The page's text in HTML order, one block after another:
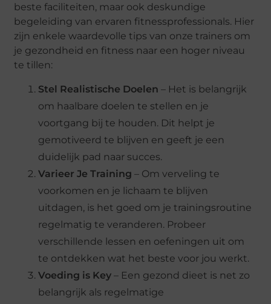
beste faciliteiten, maar ook deskundige
begeleiding van ervaren fitnessprofessionals. Hier
zijn enkele waardevolle tips van onze trainers om
je gezondheid en fitness naar een hoger niveau
te tillen:
Stel Realistische Doelen – Het is belangrijk
om haalbare doelen te stellen en je
voortgang bij te houden. Dit helpt je
gemotiveerd te blijven en geeft je een
duidelijk pad naar succes.
Varieer Je Training – Om verveling te
voorkomen en je lichaam te blijven
uitdagen, is het goed om je trainingsroutine
regelmatig te veranderen. Probeer
verschillende lessen en oefeningen uit om
te ontdekken wat het beste voor jou werkt.
Voeding is Key – Een gezond dieet is net zo
belangrijk als regelmatige